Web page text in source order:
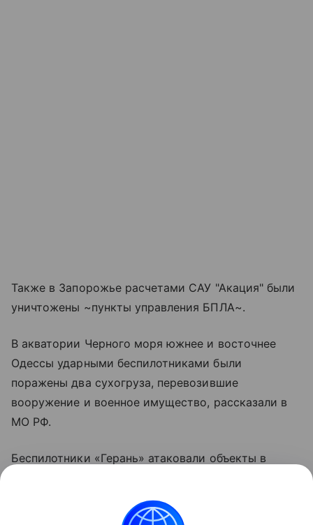
Также в Запорожье расчетами САУ "Акация" были
уничтожены ~пункты управления БПЛА~.
В акватории Черного моря южнее и восточнее
Одессы ударными беспилотниками были
поражены два сухогруза, перевозившие
вооружение и военное имущество, рассказали в
МО РФ.
Беспилотники «Герань» атаковали объекты в
Синельниково, а также в Харьковской, Сумской и
Черниговской областях. Взрывы в течение ночи